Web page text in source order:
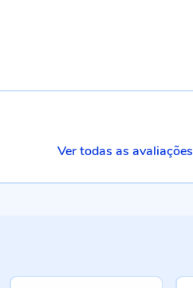
Ver todas as avaliações